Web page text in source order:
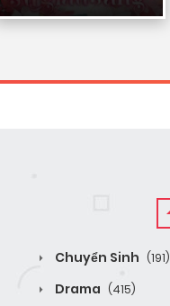
Giàu Sang
Chuyển Sinh (191)
Drama (415)